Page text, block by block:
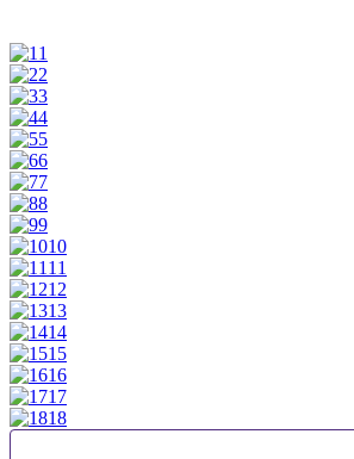
1
2
3
4
5
6
7
8
9
10
11
12
13
14
15
16
17
18